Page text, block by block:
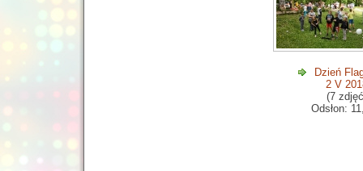
Dzień
2 V
(7
Odsłon: